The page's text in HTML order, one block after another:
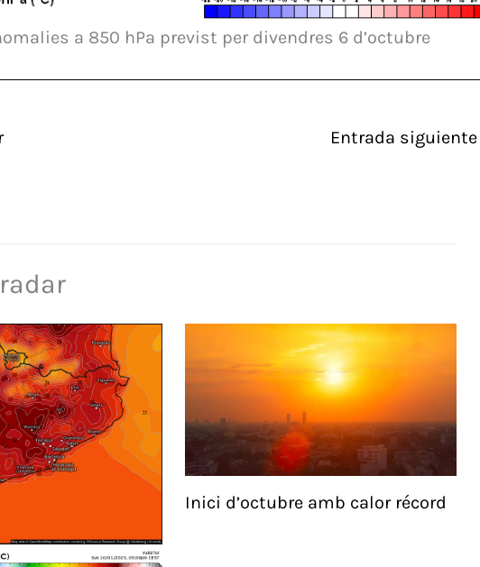
a 850 hPa previst per divendres 6 d’octubre
Entrada siguiente
Inici d’octubre amb calor récord